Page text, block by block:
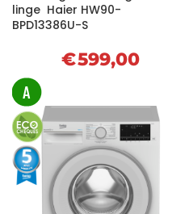
linge Haier HW90-
BPD13386U-S
€599,00
A